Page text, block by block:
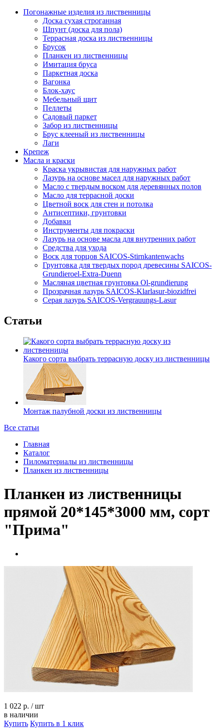
Погонажные изделия из лиственницы
Доска сухая строганная
Шпунт (доска для пола)
Террасная доска из лиственницы
Брусок
Планкен из лиственницы
Имитация бруса
Паркетная доска
Вагонка
Блок-хаус
Мебельный щит
Пеллеты
Садовый паркет
Забор из лиственницы
Брус клееный из лиственницы
Лаги
Крепеж
Масла и краски
Краска укрывистая для наружных работ
Лазурь на основе масел для наружных работ
Масло с твердым воском для деревянных полов
Масло для террасной доски
Цветной воск для стен и потолка
Антисептики, грунтовки
Добавки
Инструменты для покраски
Лазурь на основе масла для внутренних работ
Средства для ухода
Воск для торцов SAICOS-Stirnkantenwachs
Грунтовка для твердых пород древесины SAICOS-
Grundieroel-Extra-Duenn
Масляная цветная грунтовка Ol-grundierung
Прозрачная лазурь SAICOS-Klarlasur-biozidfrei
Серая лазурь SAICOS-Vergrauungs-Lasur
Статьи
Какого сорта выбрать террасную доску из лиственницы
Монтаж палубной доски из лиственницы
Все статьи
Главная
Каталог
Пиломатериалы из лиственницы
Планкен из лиственницы
Планкен из лиственницы
прямой 20*145*3000 мм, сорт
"Прима"
1 022 р. /шт
в наличии
Купить Купить в 1 клик